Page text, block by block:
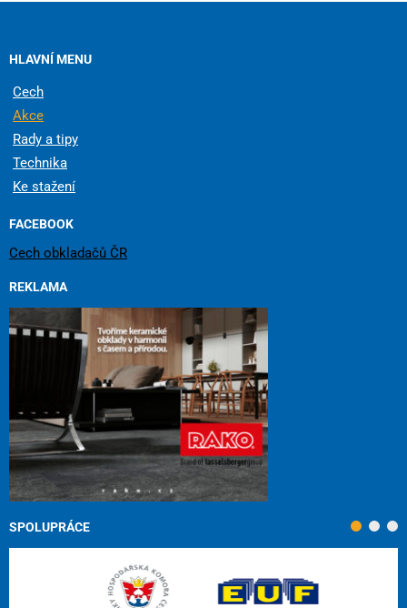
HLAVNÍ MENU
Cech
Akce
Rady a tipy
Technika
Ke stažení
FACEBOOK
Cech obkladačů ČR
REKLAMA
SPOLUPRÁCE